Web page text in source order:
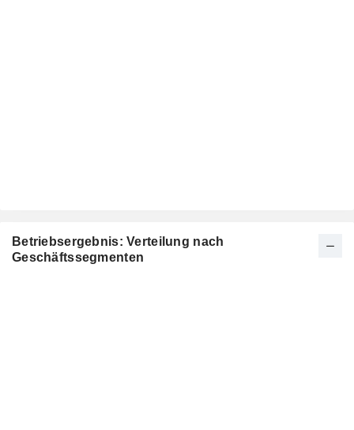
Betriebsergebnis: Verteilung nach
Geschäftssegmenten